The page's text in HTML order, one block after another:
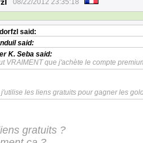
08/22/2012 23:35:18
said:
said:
K. Seba said:
VRAIMENT que j'achète le compte
les liens gratuits pour gagner les
gratuits ?